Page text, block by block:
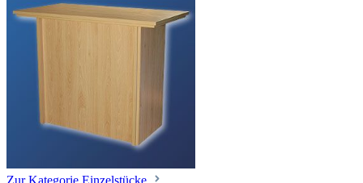
Zur Kategorie Einzelstücke